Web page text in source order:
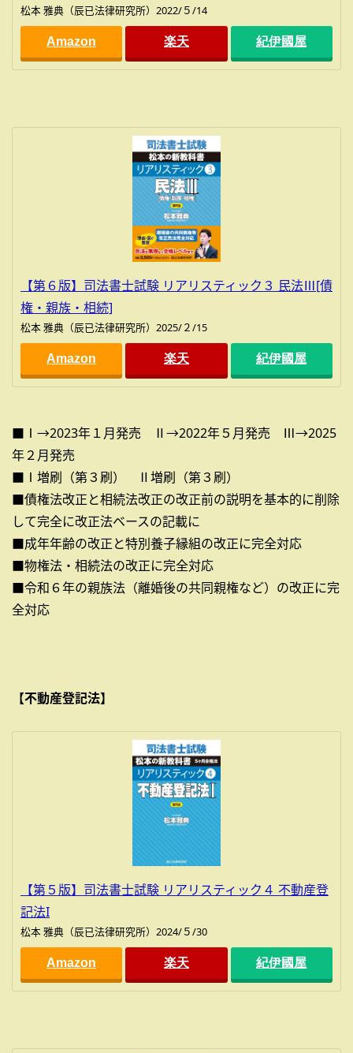
松本 雅典（辰已法律研究所）2022/５/14
Amazon 楽天 紀伊國屋
【第６版】司法書士試験 リアリスティック３ 民法Ⅲ[債
権・親族・相続]
松本 雅典（辰已法律研究所）2025/２/15
Amazon 楽天 紀伊國屋
■Ⅰ→2023年１月発売 Ⅱ→2022年５月発売 Ⅲ→2025
年２月発売
■Ⅰ増刷（第３刷） Ⅱ増刷（第３刷）
■債権法改正と相続法改正の改正前の説明を基本的に削除
して完全に改正法ベースの記載に
■成年年齢の改正と特別養子縁組の改正に完全対応
■物権法・相続法の改正に完全対応
■令和６年の親族法（離婚後の共同親権など）の改正に完
全対応
【不動産登記法】
【第５版】司法書士試験 リアリスティック４ 不動産登
記法I
松本 雅典（辰已法律研究所）2024/５/30
Amazon 楽天 紀伊國屋